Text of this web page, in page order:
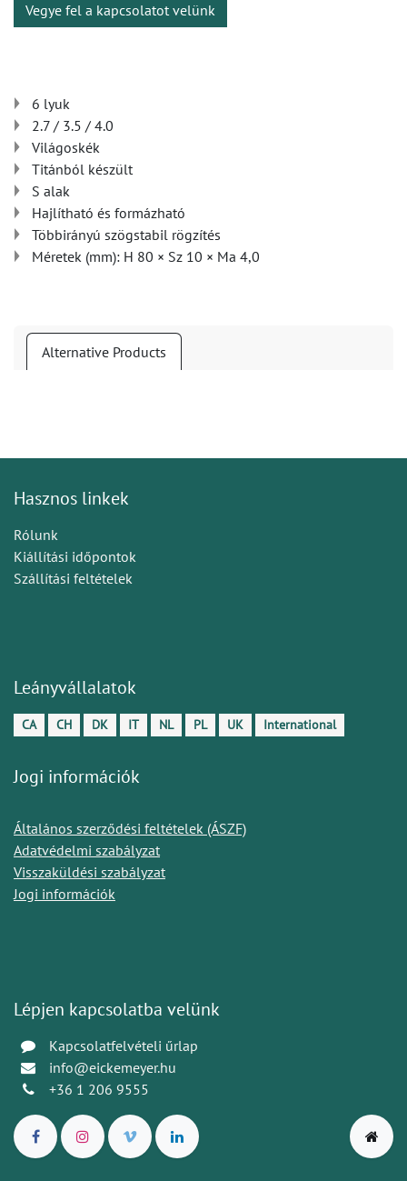
Vegye fel a kapcsolatot velünk
6 lyuk
2.7 / 3.5 / 4.0
Világoskék
Titánból készült
S alak
Hajlítható és formázható
Többirányú szögstabil rögzítés
Méretek (mm): H 80 × Sz 10 × Ma 4,0
Alternative Products
Hasznos linkek
Rólunk
Kiállítási időpontok
Szállítási feltételek
Leányvállalatok
CA CH DK IT NL PL UK International
Jogi információk
Általános szerződési feltételek (ÁSZF)
Adatvédelmi szabályzat
Visszaküldési szabályzat
Jogi információk
Lépjen kapcsolatba velünk
Kapcsolatfelvételi űrlap
info@eickemeyer.hu
+36 1 206 9555